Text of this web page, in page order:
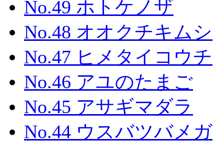
No.49 ホトケノザ
No.48 オオクチキムシ
No.47 ヒメタイコウチ
No.46 アユのたまご
No.45 アサギマダラ
No.44 ウスバツバメガ